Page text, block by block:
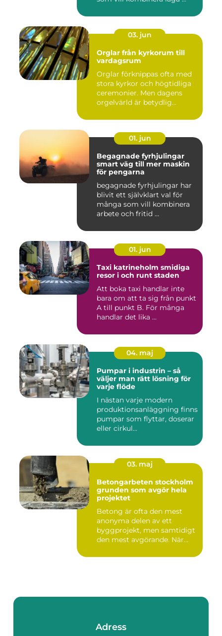
03. jun
Orglar från kyrkorum till
vardagsrum
Orglar förknippas ofta med
stora kyrkor och högtidliga
ceremonier. Men dagens
orgelvärld är betydlig...
01. jun
Begagnade fyrhjulingar
smart väg till mer maskin
för pengarna
begagnade fyrhjulingar har
blivit ett självklart val för
många som vill kombinera
arbete och fritid ...
01. jun
Taxi katrineholm smidiga
resor i och runt staden
Att boka taxi handlar inte
bara om att ta sig från punkt
A till punkt B. För många
handlar det lika ...
04. maj
Pumpar i industrin – så
väljer man rätt lösning för
varje flöde
I nästan varje modern
produktionsanläggning finns
pumpar som flyttar, doserar
eller cirkul...
03. maj
Betongarbeten stockholm
grunden som avgör hela
projektet
Betong är ofta den mest
anonyma delen av ett
byggprojekt, men samtidigt
den mest avgörande. När
Adress